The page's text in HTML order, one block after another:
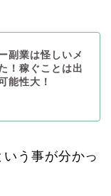
副業は怪しいメ
！稼ぐことは出
能性大！
う事が分かっ